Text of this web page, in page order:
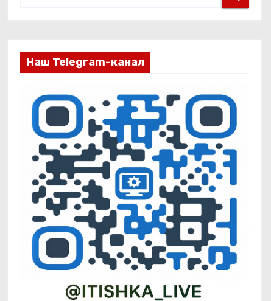
Наш Telegram-канал